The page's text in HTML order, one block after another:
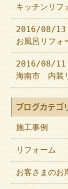
キッチンリ
2016/08/13
お風呂リフ
2016/08/11
海南市 内装
ブログカテゴ
施工事例
リフォーム
お客さまのお